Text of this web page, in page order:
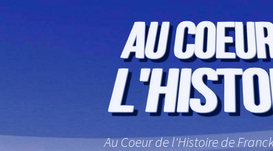
Au Coeur de l'Histoire de